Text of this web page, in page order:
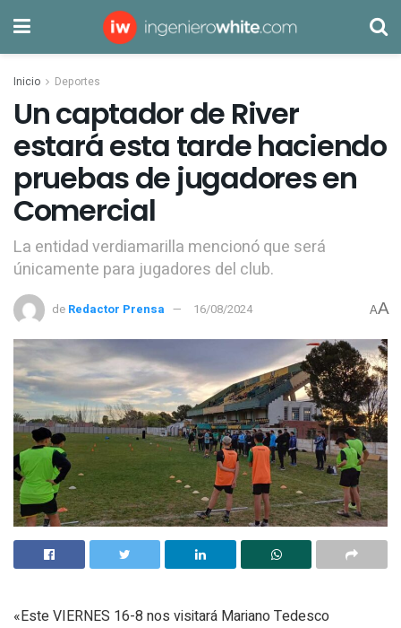
Inicio Deportes
Un captador de River
estará esta tarde haciendo
pruebas de jugadores en
Comercial
La entidad verdiamarilla mencionó que será
únicamente para jugadores del club.
de Redactor Prensa 16/08/2024 AA
«Este VIERNES 16-8 nos visitará Mariano Tedesco